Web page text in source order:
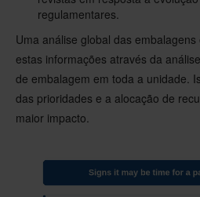
regulamentares.
Uma análise global das
estas informações através da
de embalagem em toda a unidade.
das prioridades e a alocação de
maior impacto.